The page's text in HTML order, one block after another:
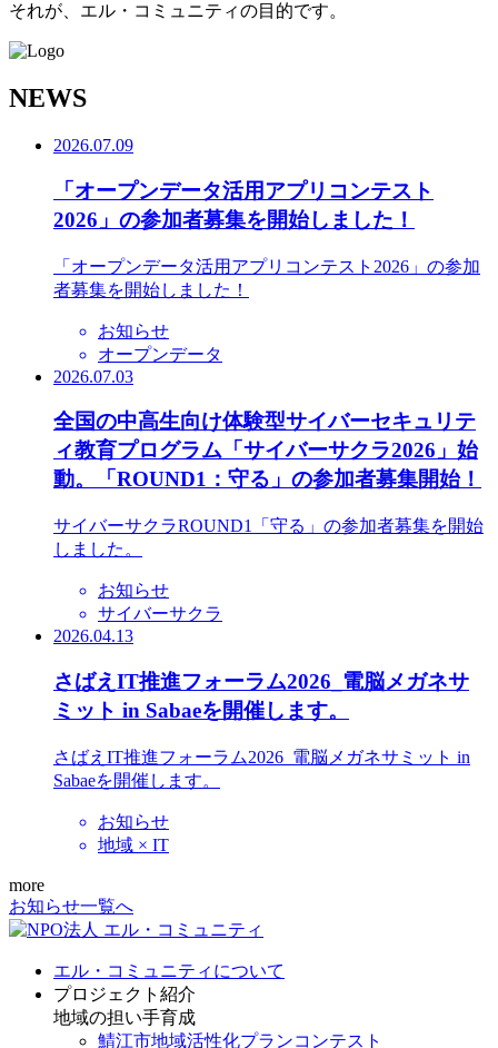
それが、エル・コミュニティの目的です。
NEWS
2026.07.09
「オープンデータ活用アプリコンテスト
2026」の参加者募集を開始しました！
「オープンデータ活用アプリコンテスト2026」の参加
者募集を開始しました！
お知らせ
オープンデータ
2026.07.03
全国の中高生向け体験型サイバーセキュリテ
ィ教育プログラム「サイバーサクラ2026」始
動。「ROUND1：守る」の参加者募集開始！
サイバーサクラROUND1「守る」の参加者募集を開始
しました。
お知らせ
サイバーサクラ
2026.04.13
さばえIT推進フォーラム2026_電脳メガネサ
ミット in Sabaeを開催します。
さばえIT推進フォーラム2026_電脳メガネサミット in
Sabaeを開催します。
お知らせ
地域 × IT
more
お知らせ一覧へ
エル・コミュニティについて
プロジェクト紹介
地域の担い手育成
鯖江市地域活性化プランコンテスト